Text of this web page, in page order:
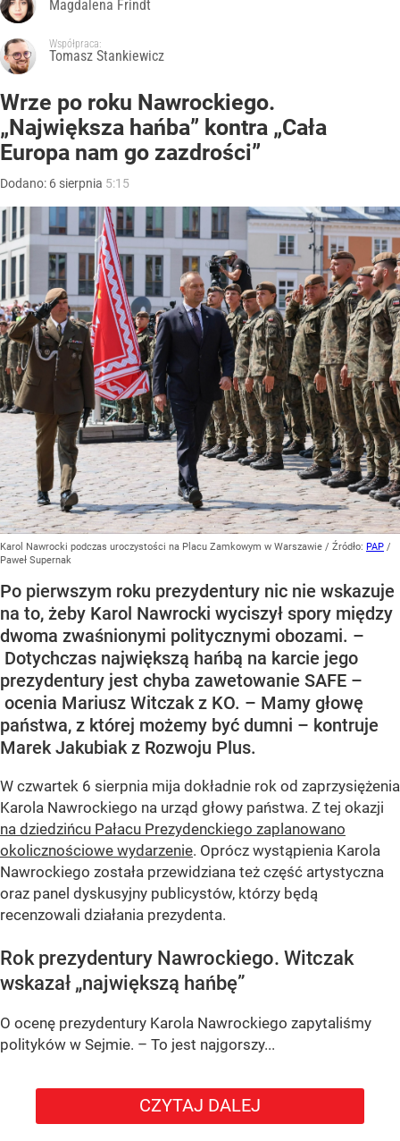
Magdalena Frindt
Współpraca:
Tomasz Stankiewicz
Wrze po roku Nawrockiego.
„Największa hańba” kontra „Cała
Europa nam go zazdrości”
Dodano: 6 sierpnia 5:15
Karol Nawrocki podczas uroczystości na Placu Zamkowym w Warszawie / Źródło: PAP /
Paweł Supernak
Po pierwszym roku prezydentury nic nie wskazuje
na to, żeby Karol Nawrocki wyciszył spory między
dwoma zwaśnionymi politycznymi obozami. –
Dotychczas największą hańbą na karcie jego
prezydentury jest chyba zawetowanie SAFE –
ocenia Mariusz Witczak z KO. – Mamy głowę
państwa, z której możemy być dumni – kontruje
Marek Jakubiak z Rozwoju Plus.
W czwartek 6 sierpnia mija dokładnie rok od zaprzysiężenia
Karola Nawrockiego na urząd głowy państwa. Z tej okazji
na dziedzińcu Pałacu Prezydenckiego zaplanowano
okolicznościowe wydarzenie. Oprócz wystąpienia Karola
Nawrockiego została przewidziana też część artystyczna
oraz panel dyskusyjny publicystów, którzy będą
recenzowali działania prezydenta.
Rok prezydentury Nawrockiego. Witczak
wskazał „największą hańbę”
O ocenę prezydentury Karola Nawrockiego zapytaliśmy
polityków w Sejmie. – To jest najgorszy...
CZYTAJ DALEJ